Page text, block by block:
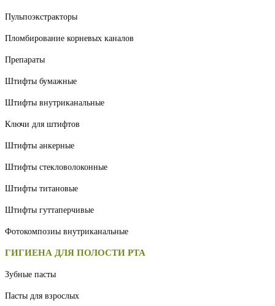
Пульпоэкстракторы
Пломбирование корневых каналов
Препараты
Штифты бумажные
Штифты внутриканальные
Ключи для штифтов
Штифты анкерные
Штифты стекловолоконные
Штифты титановые
Штифты гуттаперчивые
Фотокомпозиы внутриканальные
ГИГИЕНА ДЛЯ ПОЛОСТИ РТА
Зубные пасты
Пасты для взрослых